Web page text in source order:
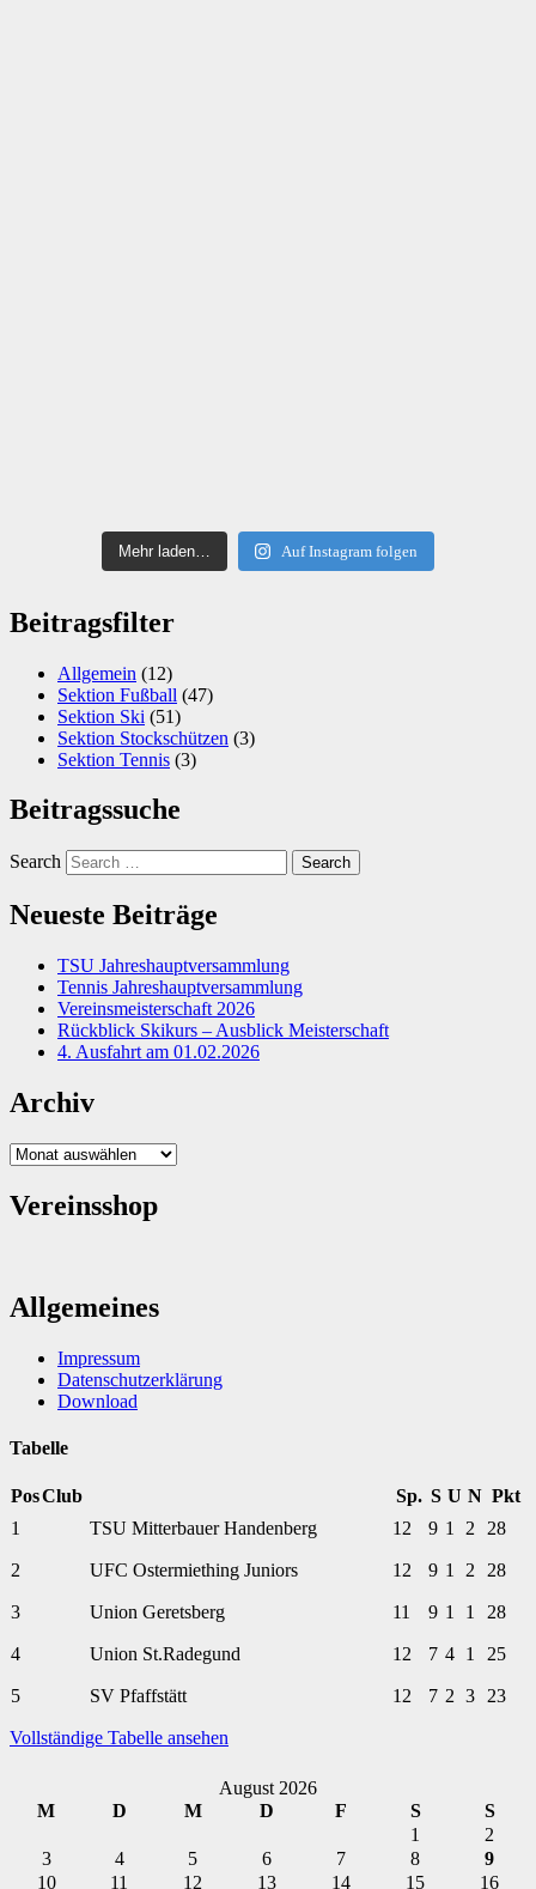
Mehr laden… Auf Instagram folgen
Beitragsfilter
Allgemein (12)
Sektion Fußball (47)
Sektion Ski (51)
Sektion Stockschützen (3)
Sektion Tennis (3)
Beitragssuche
Search
Neueste Beiträge
TSU Jahreshauptversammlung
Tennis Jahreshauptversammlung
Vereinsmeisterschaft 2026
Rückblick Skikurs – Ausblick Meisterschaft
4. Ausfahrt am 01.02.2026
Archiv
Archiv
Vereinsshop
Allgemeines
Impressum
Datenschutzerklärung
Download
Tabelle
PosClub Sp. S U N Pkt
1
TSU Mitterbauer Handenberg 12 9 1 2 28
2 UFC Ostermiething Juniors 12 9 1 2 28
3 Union Geretsberg 11 9 1 1 28
4 Union St.Radegund 12 7 4 1 25
5 SV Pfaffstätt 12 7 2 3 23
Vollständige Tabelle ansehen
August 2026
M
D M D F S
S
1
2
3
4 5 6 7 8
9
10
11 12 13 14 15 16